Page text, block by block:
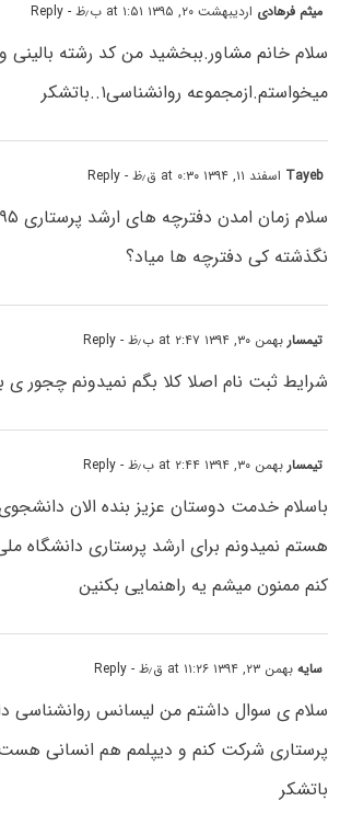
میثم فرهادی اردیبهشت ۲۰, ۱۳۹۵ at ۱:۵۱ ب٫ظ - Reply
سلام خانم مشاور.ببخشید من کد رشته بالینی
میخواستم.ازمجموعه روانشناسی۱..باتشکر
Tayeb اسفند ۱۱, ۱۳۹۴ at ۰:۳۰ ق٫ظ - Reply
نگذشته کی دفترچه ها میاد؟
تیمساربهمن ۳۰, ۱۳۹۴ at ۲:۴۷ ب٫ظ - Reply
شرایط ثبت نام اصلا کلا بگم نمیدونم چجور ی
تیمساربهمن ۳۰, ۱۳۹۴ at ۲:۴۴ ب٫ظ - Reply
باسلام خدمت دوستان عزیز بنده الان
هستم نمیدونم برای ارشد پرستاری دانشگاه
کنم ممنون میشم یه راهنمایی بکنین
سایهبهمن ۲۳, ۱۳۹۴ at ۱۱:۲۶ ق٫ظ - Reply
سلام ی سوال داشتم من لیسانس روانشناسی
پرستاری شرکت کنم و دیپلمم هم انسانی
باتشکر